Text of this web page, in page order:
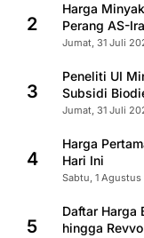
2
Harga
Perang AS-
Jumat, 31 Juli
3
Peneliti UI
Subsidi
Jumat, 31 Juli
4
Harga
Hari Ini
Sabtu, 1 Agustus
5
Daftar Harga
hingga